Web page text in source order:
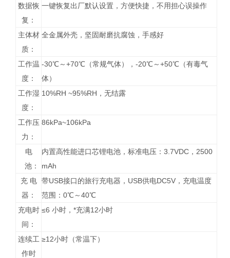
数据恢
复：
一键恢复出厂默认设置，方便快捷，不用担心误操作
主体材
质：
全金属外壳，坚固耐磨抗腐蚀，手感好
工作温
度：
-30℃～+70℃（常规气体），-20℃～+50℃（有毒气
体）
工作湿
度：
10%RH ~95%RH，无结露
工作压
力：
86kPa~106kPa
电
池：
内置高性能进口芯锂电池，标准电压：3.7VDC，2500
mAh
充 电
器：
带USB接口的旅行充电器，USB供电DC5V，充电温度
范围：0℃～40℃
充电时
间：
≤6 小时，*充满12小时
连续工
作时
≥12小时（常温下）